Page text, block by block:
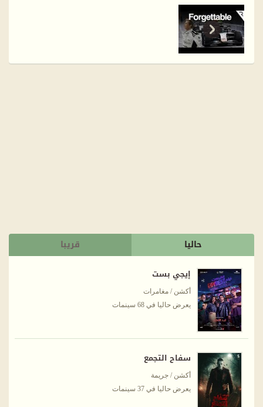
حاليا قريبا
إيجي بست
أكشن / مغامرات
يعرض حاليا في 68 سينمات
سفاح التجمع
أكشن / جريمة
يعرض حاليا في 37 سينمات